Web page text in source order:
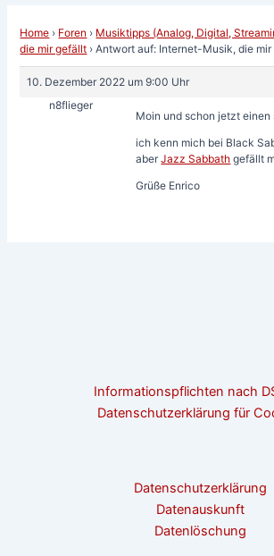
Home › Foren › Musiktipps (Analog, Digital,
die mir gefällt › Antwort auf: Internet-Musik, die
10. Dezember 2022 um 9:00 Uhr
n8flieger
Moin und schon jetzt
ich kenn mich bei Black
aberJazz Sabbath gefällt
Grüße Enrico
Informationspflichten nach
Datenschutzerklärung für
Datenschutzerklärung
Datenauskunft
Datenlöschung